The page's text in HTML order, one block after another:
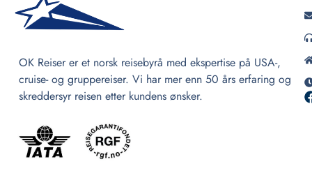
OK Reiser er et norsk reisebyrå med ekspertise på USA-,
cruise- og gruppereiser. Vi har mer enn 50 års erfaring og
skreddersyr reisen etter kundens ønsker.